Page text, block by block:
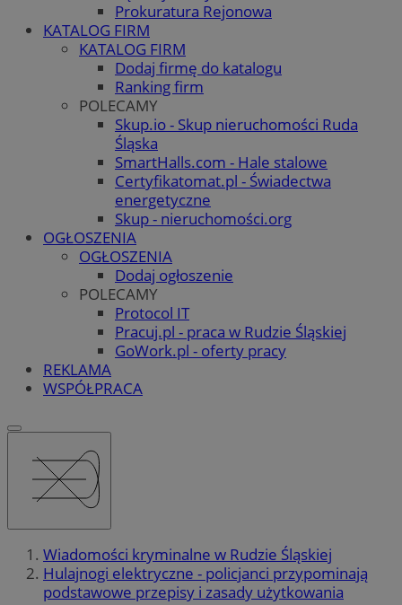
Prokuratura Rejonowa
KATALOG FIRM
KATALOG FIRM
Dodaj firmę do katalogu
Ranking firm
POLECAMY
Skup.io - Skup nieruchomości Ruda
Śląska
SmartHalls.com - Hale stalowe
Certyfikatomat.pl - Świadectwa
energetyczne
Skup - nieruchomości.org
OGŁOSZENIA
OGŁOSZENIA
Dodaj ogłoszenie
POLECAMY
Protocol IT
Pracuj.pl - praca w Rudzie Śląskiej
GoWork.pl - oferty pracy
REKLAMA
WSPÓŁPRACA
Wiadomości kryminalne w Rudzie Śląskiej
Hulajnogi elektryczne - policjanci przypominają
podstawowe przepisy i zasady użytkowania